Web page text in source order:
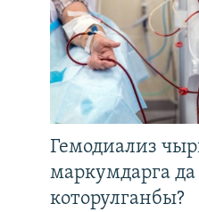
Гемодиализ
маркумдарга да
которулганбы?